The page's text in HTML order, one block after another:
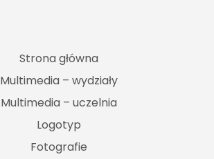
Strona główna
Multimedia – wydziały
Multimedia – uczelnia
Logotyp
Fotografie